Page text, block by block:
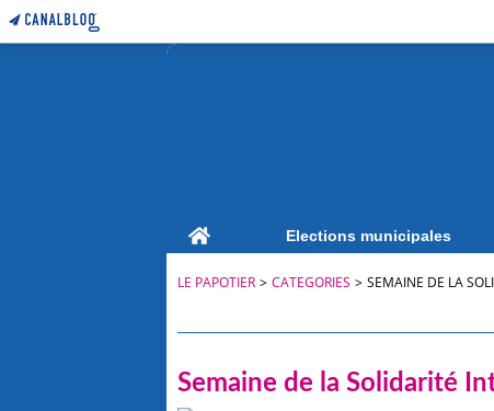
Home Elections municipales
LE PAPOTIER > CATEGORIES > SEMAINE DE LA
Semaine de la Solidarité